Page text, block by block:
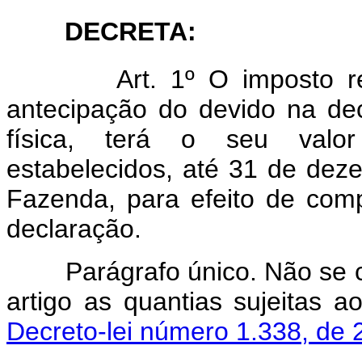
DECRETA:
Art. 1º O imposto
antecipação do devido na
física, terá o seu valor
estabelecidos, até 31 de
Fazenda, para efeito de
declaração.
Parágrafo único. Não se
artigo as quantias sujeitas
Decreto-lei número 1.338, de